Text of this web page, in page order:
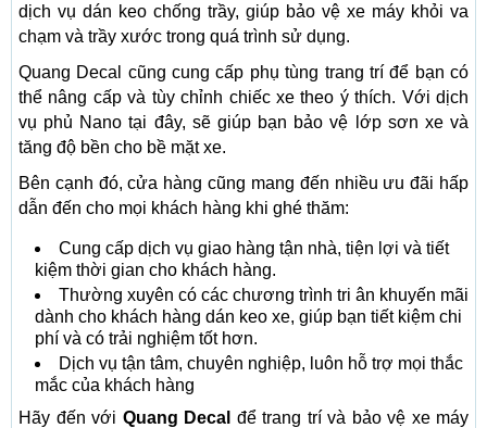
dịch vụ dán keo chống trầy, giúp bảo vệ xe máy khỏi va
chạm và trầy xước trong quá trình sử dụng.
Quang Decal cũng cung cấp phụ tùng trang trí để bạn có
thể nâng cấp và tùy chỉnh chiếc xe theo ý thích. Với dịch
vụ phủ Nano tại đây, sẽ giúp bạn bảo vệ lớp sơn xe và
tăng độ bền cho bề mặt xe.
Bên cạnh đó, cửa hàng cũng mang đến nhiều ưu đãi hấp
dẫn đến cho mọi khách hàng khi ghé thăm:
Cung cấp dịch vụ giao hàng tận nhà, tiện lợi và tiết
kiệm thời gian cho khách hàng.
Thường xuyên có các chương trình tri ân khuyến mãi
dành cho khách hàng dán keo xe, giúp bạn tiết kiệm chi
phí và có trải nghiệm tốt hơn.
Dịch vụ tận tâm, chuyên nghiệp, luôn hỗ trợ mọi thắc
mắc của khách hàng
Hãy đến với Quang Decal để trang trí và bảo vệ xe máy